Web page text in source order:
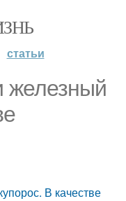
статьи
железный
В качестве